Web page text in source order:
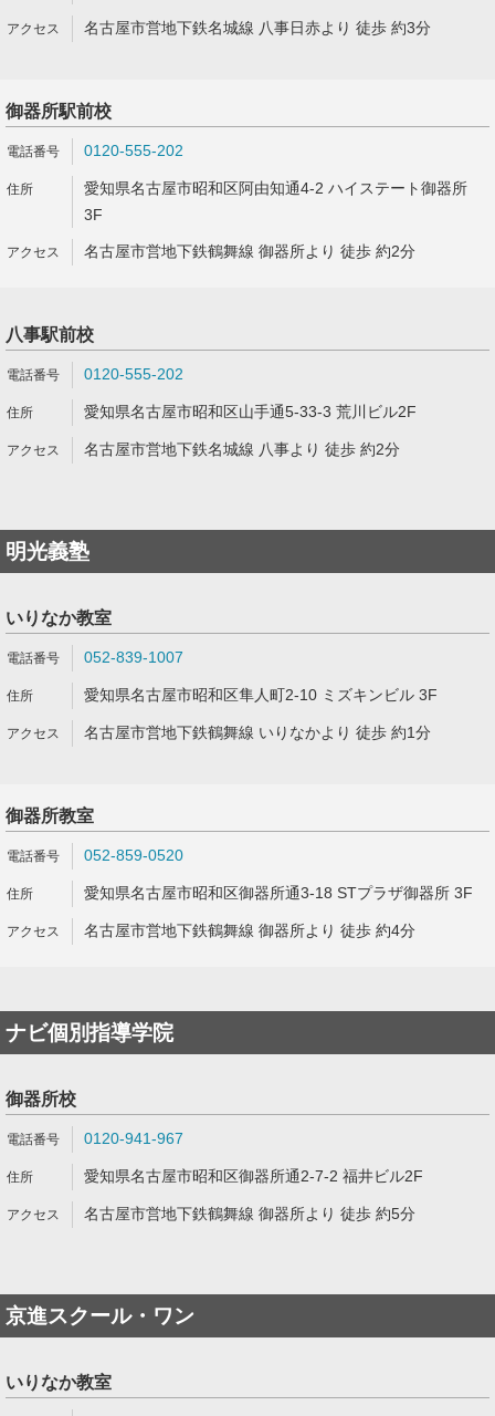
名古屋市営地下鉄名城線 八事日赤より 徒歩 約3分
御器所駅前校
0120-555-202
愛知県名古屋市昭和区阿由知通4-2 ハイステート御器所
3F
名古屋市営地下鉄鶴舞線 御器所より 徒歩 約2分
八事駅前校
0120-555-202
愛知県名古屋市昭和区山手通5-33-3 荒川ビル2F
名古屋市営地下鉄名城線 八事より 徒歩 約2分
明光義塾
いりなか教室
052-839-1007
愛知県名古屋市昭和区隼人町2-10 ミズキンビル 3F
名古屋市営地下鉄鶴舞線 いりなかより 徒歩 約1分
御器所教室
052-859-0520
愛知県名古屋市昭和区御器所通3-18 STプラザ御器所 3F
名古屋市営地下鉄鶴舞線 御器所より 徒歩 約4分
ナビ個別指導学院
御器所校
0120-941-967
愛知県名古屋市昭和区御器所通2-7-2 福井ビル2F
名古屋市営地下鉄鶴舞線 御器所より 徒歩 約5分
京進スクール・ワン
いりなか教室